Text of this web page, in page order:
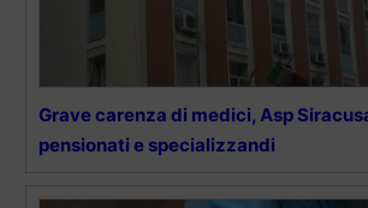
Grave carenza di medici, Asp
pensionati e specializzandi